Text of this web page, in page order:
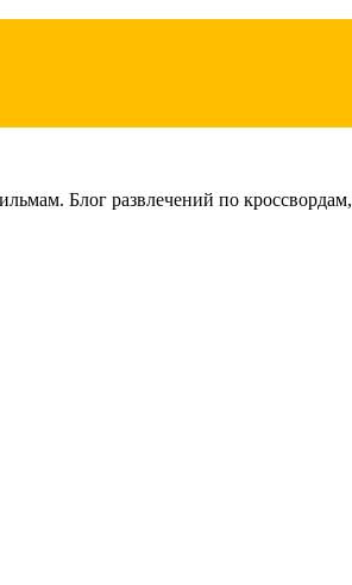
Блог развлечений по